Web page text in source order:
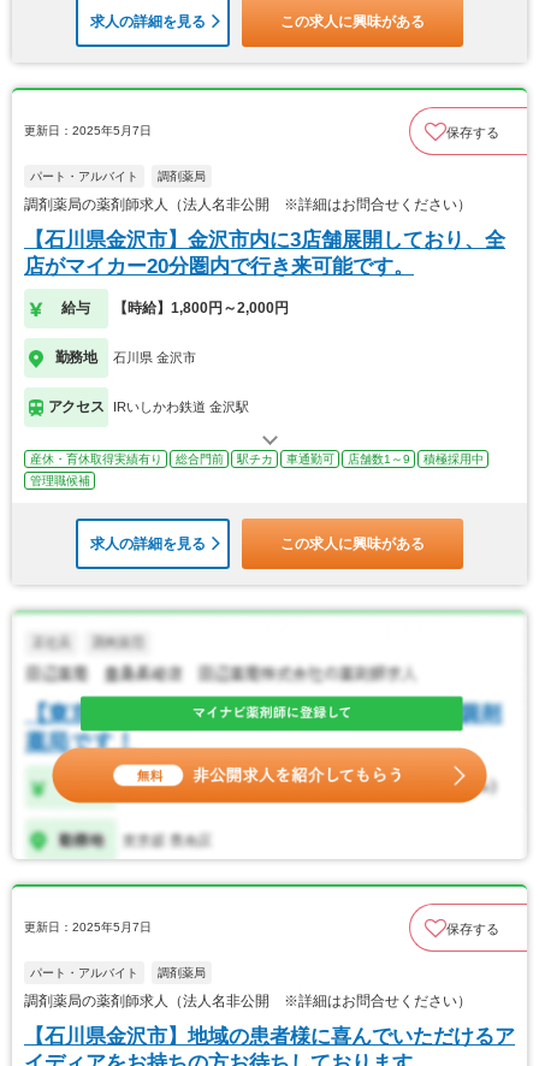
求人の詳細を見る この求人に興味がある
更新日：2025年5月7日 保存する
パート・アルバイト 調剤薬局
調剤薬局の薬剤師求人（法人名非公開 ※詳細はお問合せください）
【石川県金沢市】金沢市内に3店舗展開しており、全
店がマイカー20分圏内で行き来可能です。
給与 【時給】1,800円～2,000円
勤務地 石川県 金沢市
アクセス IRいしかわ鉄道 金沢駅
産休・育休取得実績有り 総合門前 駅チカ 車通勤可 店舗数1～9
積極採用中
管理職候補
求人の詳細を見る この求人に興味がある
更新日：2025年5月7日 保存する
パート・アルバイト 調剤薬局
調剤薬局の薬剤師求人（法人名非公開 ※詳細はお問合せください）
【石川県金沢市】地域の患者様に喜んでいただけるア